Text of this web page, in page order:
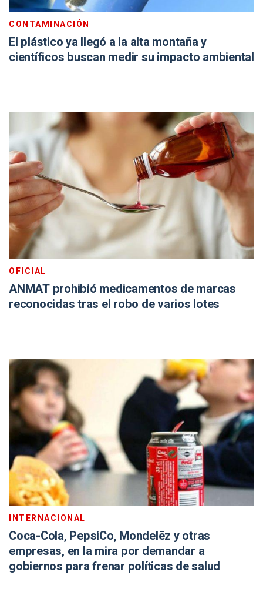
CONTAMINACIÓN
El plástico ya llegó a la alta montaña y
científicos buscan medir su impacto ambiental
OFICIAL
ANMAT prohibió medicamentos de marcas
reconocidas tras el robo de varios lotes
INTERNACIONAL
Coca-Cola, PepsiCo, Mondelēz y otras
empresas, en la mira por demandar a
gobiernos para frenar políticas de salud